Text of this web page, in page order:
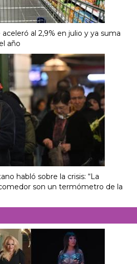
al 2,9% en julio y ya suma
año
habló sobre la crisis: “La
son un termómetro de la